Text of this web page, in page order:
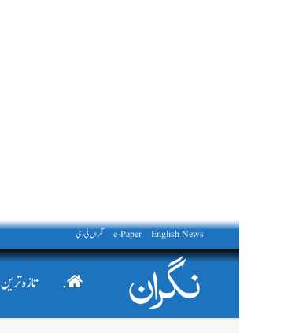
English News
e-Paper نگراں ٹی وی
. تازہ ترین